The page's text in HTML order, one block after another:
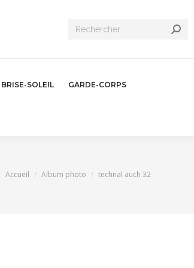
Recherche
BRISE-SOLEIL GARDE-CORPS
Vous êtes ici :
Accueil Album photo technal auch 32